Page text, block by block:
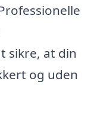
sikre, at din
og uden